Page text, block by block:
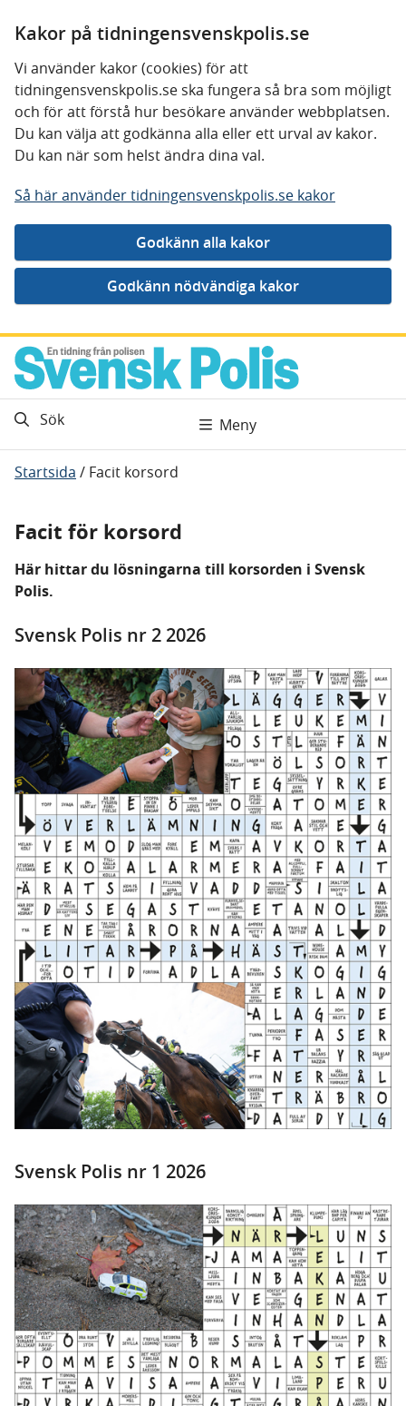
Kakor på tidningensvenskpolis.se
Vi använder kakor (cookies) för att
tidningensvenskpolis.se ska fungera så bra som möjligt
och för att förstå hur besökare använder webbplatsen.
Du kan välja att godkänna alla eller ett urval av kakor.
Du kan när som helst ändra dina val.
Så här använder tidningensvenskpolis.se kakor
Gå direkt till innehåll
Sök Meny
Startsida / Facit korsord
Facit för korsord
Här hittar du lösningarna till korsorden i Svensk
Polis.
Svensk Polis nr 2 2026
Svensk Polis nr 1 2026